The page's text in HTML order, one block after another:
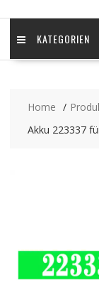
KATEGORIEN
Home
Akku 223337